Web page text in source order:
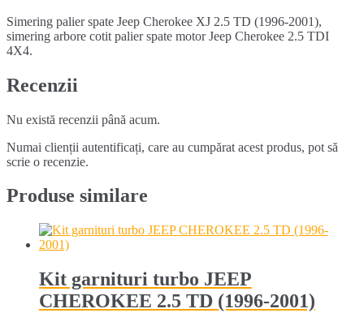
2001)
Simering palier spate Jeep Cherokee XJ 2.5 TD (1996-2001),
simering arbore cotit palier spate motor Jeep Cherokee 2.5 TDI
4X4.
Recenzii
Nu există recenzii până acum.
Numai clienții autentificați, care au cumpărat acest produs, pot să
scrie o recenzie.
Produse similare
Kit garnituri turbo JEEP
CHEROKEE 2.5 TD (1996-2001)